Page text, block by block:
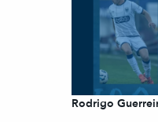
Rodrigo